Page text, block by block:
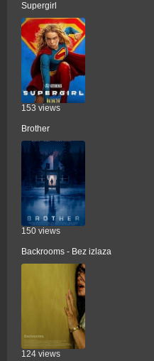
Supergirl
153 views
Brother
150 views
Backrooms - Bez izlaza
124 views